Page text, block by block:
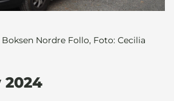
Nordre Follo, Foto: Cecilia
2024